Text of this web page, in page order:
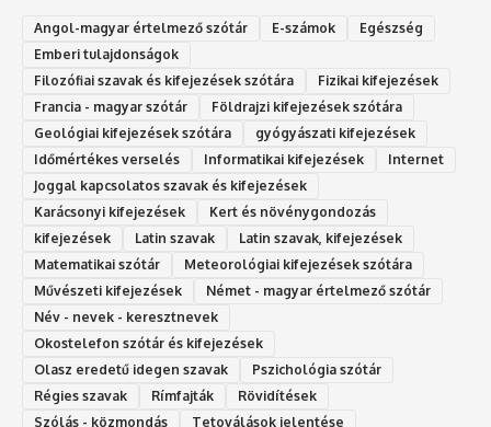
Angol-magyar értelmező szótár E-számok
Egészség
Emberi tulajdonságok
Filozófiai szavak és kifejezések szótára
Fizikai kifejezések
Francia - magyar szótár
Földrajzi kifejezések szótára
Geológiai kifejezések szótára
gyógyászati kifejezések
Időmértékes verselés
Informatikai kifejezések
Internet
Joggal kapcsolatos szavak és kifejezések
Karácsonyi kifejezések
Kert és növénygondozás
kifejezések
Latin szavak
Latin szavak, kifejezések
Matematikai szótár
Meteorológiai kifejezések szótára
Művészeti kifejezések
Német - magyar értelmező szótár
Név - nevek - keresztnevek
Okostelefon szótár és kifejezések
Olasz eredetű idegen szavak
Ps‮gólohciz‬ia s‮átóz‬r
Régies szavak
Rímfajták
Rövidítések
Szólás - közmondás
Tetoválások jelentése